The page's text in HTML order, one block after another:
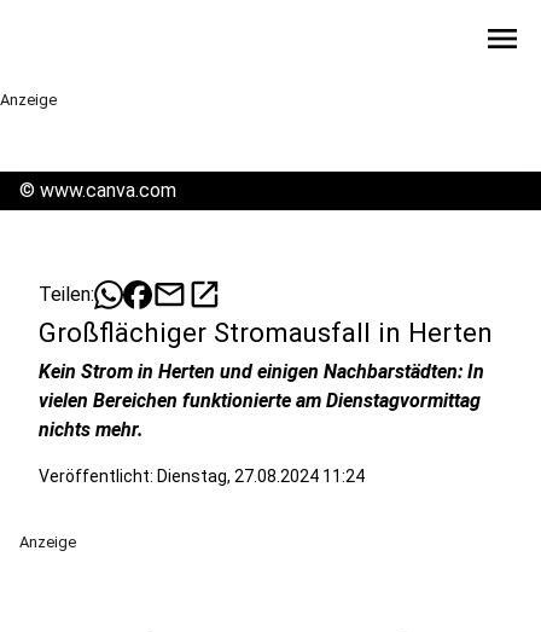
menu
Anzeige
© www.canva.com
Teilen: mailopen_in_new
Großflächiger Stromausfall in Herten
Kein Strom in Herten und einigen Nachbarstädten: In
vielen Bereichen funktionierte am Dienstagvormittag
nichts mehr.
Veröffentlicht: Dienstag, 27.08.2024 11:24
Anzeige